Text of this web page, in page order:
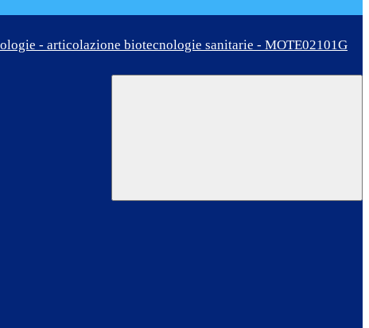
- articolazione biotecnologie sanitarie - MOTE02101G